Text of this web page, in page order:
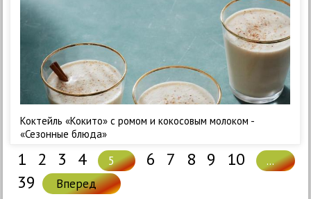
Коктейль «Кокито» с ромом и кокосовым молоком -
«Сезонные блюда»
1 2 3 4 5 6 7 8 9 10 ...
39 Вперед